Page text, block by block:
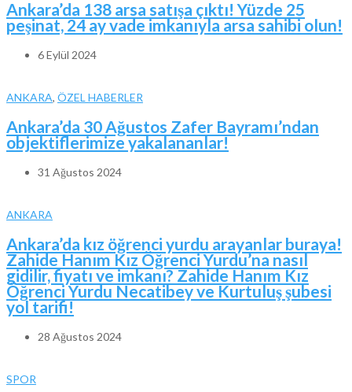
Ankara’da 138 arsa satışa çıktı! Yüzde 25
peşinat, 24 ay vade imkanıyla arsa sahibi olun!
6 Eylül 2024
ANKARA, ÖZEL HABERLER
Ankara’da 30 Ağustos Zafer Bayramı’ndan
objektiflerimize yakalananlar!
31 Ağustos 2024
ANKARA
Ankara’da kız öğrenci yurdu arayanlar buraya!
Zahide Hanım Kız Öğrenci Yurdu’na nasıl
gidilir, fiyatı ve imkanı? Zahide Hanım Kız
Öğrenci Yurdu Necatibey ve Kurtuluş şubesi
yol tarifi!
28 Ağustos 2024
SPOR